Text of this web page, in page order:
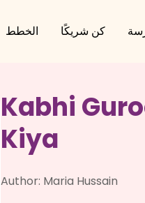
كن شريكًا الخطط
Kabhi
Kiya
Author: Maria Hussain